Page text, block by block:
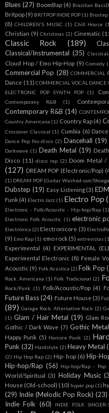
Blues (27) BoomBap (4) Brazilian
Britpop (9) BRITPOP INDIE POP (1) Brostep
(8) CHILDREN'S MUSIC (1) Chill House
Christian (9) Christmas (2) Cinematic
Classic Rock (189)
Classical/Instrumental (35)
Cloud Hop / Emo Hip-Hop (9) Comedy
Commercial Pop (28) COMMERCIAL
Dance (11) COMMERCIAL VOCAL DANCE
ELECTRONIC POP SYNTH POP
(1)
Contemporany R&B (1)
Contemporary R&B (14)
Country Americana (1) Country Rap (4)
Crossover Classical (1) Cumbia (6) Dance
Dance Pop Nu-disco (2) Dancehall (19)
Darkwave (1) Death Metal (19)
Disco (11) disco rap (2) Doom Metal /
(127) DREAM POP (Electronic/Pop)
(1) DREAM POP (Guitar Washed-out/
Dubstep (19) Easy Listening (3) EDM
Funk (4) Electro Jazz (1) Electro Pop
Electronic - Folk/Acoustic - Hip-hop/Rap (1)
Electronic Folk Acoustic (1) electronic
Electrónica (2) Electronicore (3)
(9) Emo Rap (1) emo rock (5) entrevistas
Experimental (4) EXPERIMENTAL
Experimental Electronic (8) Female
Acoustic (9) Folk Acústica (2) Folk Pop
Rock. Americana (1) Folk Tradicional (2)
Rock/Punk (1) Folk/Acoustic/Pop (4)
Future Bass (24) Future House (3)
(89) Garage Rock. Alternative Rock (2)
(1) Glam / Hair Metal (19) Glam
Gothic / Dark Wave (7) Gothic Metal
Happy Punk (5) Harcore Punk (2)
Punk (32) Hardstyle (2) Heavy Metal
(2) Hip Hop Rap (2) Hip- hop (6) Hip-
Hip-hop/Rap (56) Hip-hop/Rap - Pop
World/Spiritual (3) Holiday Music
House (Old-school) (10) hyper pop (1)
(29) Indie (Melodic Pop Rock) (23)
Indie Folk (60) INDIE FOLK